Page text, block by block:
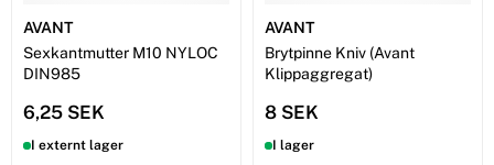
AVANT
Sexkantmutter M10 NYLOC
DIN985
6,25 SEK
I externt lager
AVANT
Brytpinne Kniv (Avant
Klippaggregat)
8 SEK
I lager